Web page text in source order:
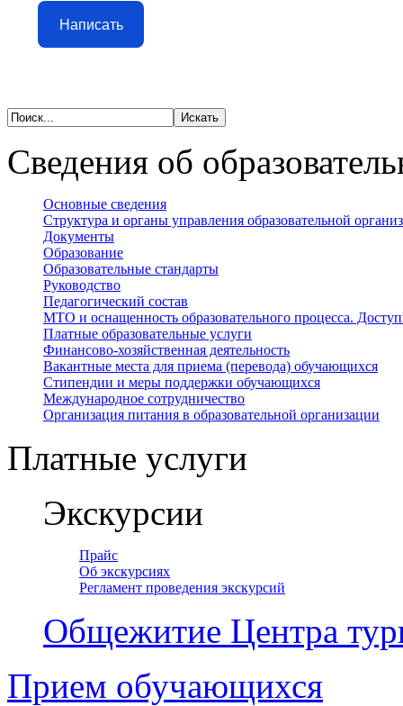
Написать
Сведения об
Основные сведения
Структура и органы управления образовательной
Документы
Образование
Образовательные стандарты
Руководство
Педагогический состав
МТО и оснащенность образовательного процесса.
Платные образовательные услуги
Финансово-хозяйственная деятельность
Вакантные места для приема (перевода) обучающихся
Стипендии и меры поддержки обучающихся
Международное сотрудничество
Организация питания в образовательной организации
Платные услуги
Экскурсии
Прайс
Об экскурсиях
Регламент проведения экскурсий
Общежитие Центра
Прием обучающихся